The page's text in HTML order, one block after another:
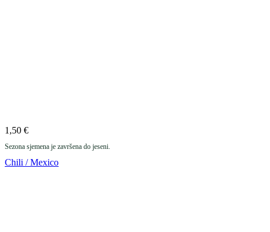
1,50 €
Sezona sjemena je završena do jeseni.
Chili / Mexico